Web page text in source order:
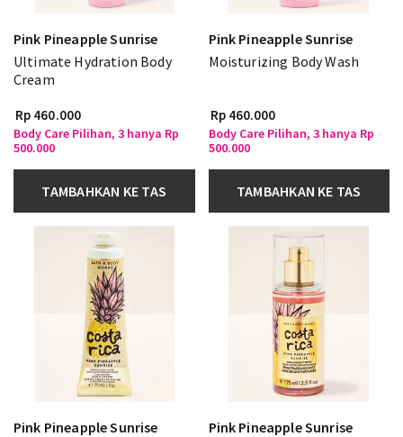
Pink Pineapple Sunrise
Ultimate Hydration Body
Cream
Rp 460.000
Body Care Pilihan, 3 hanya Rp
500.000
TAMBAHKAN KE TAS
Pink Pineapple Sunrise
Moisturizing Body Wash
Rp 460.000
Body Care Pilihan, 3 hanya Rp
500.000
TAMBAHKAN KE TAS
Pink Pineapple Sunrise
Pink Pineapple Sunrise